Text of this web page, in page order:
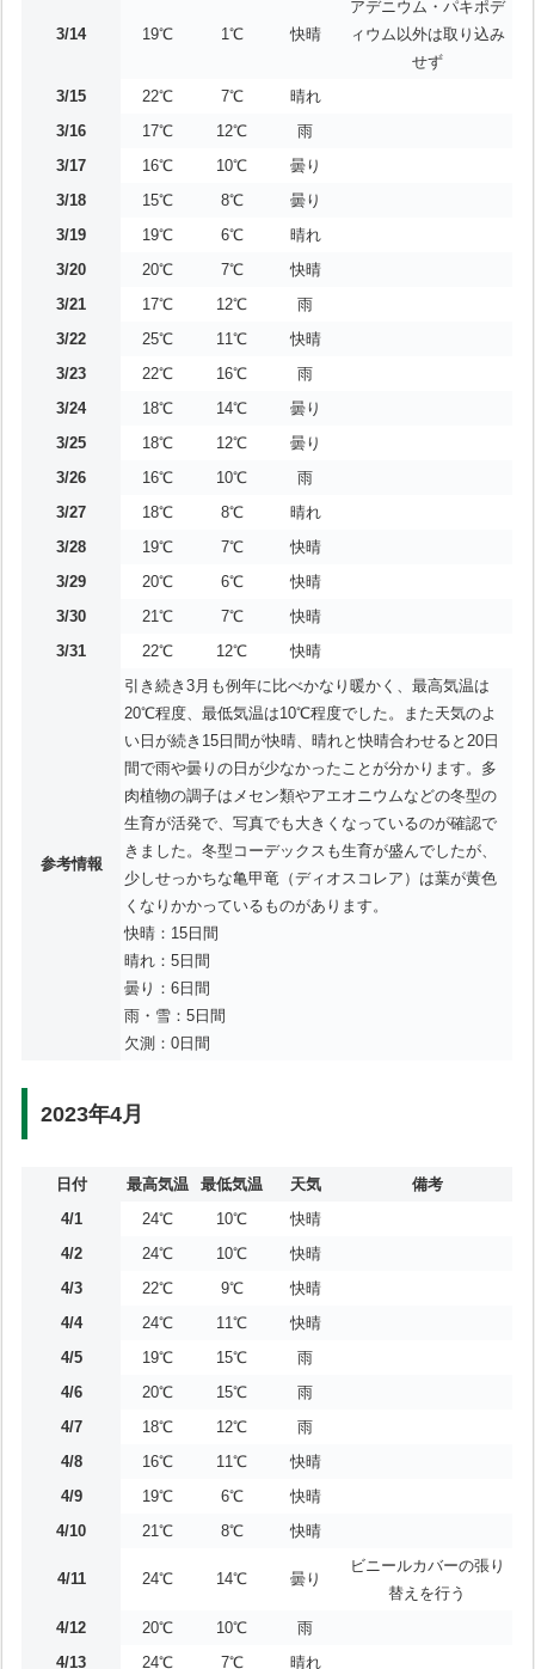
3/14 19℃ 1℃ 快晴
アデニウム・パキポデ
ィウム以外は取り込み
せず
3/15
22℃ 7℃
晴れ
3/16
17℃ 12℃
雨
3/17
16℃ 10℃
曇り
3/18
15℃ 8℃
曇り
3/19
19℃ 6℃
晴れ
3/20
20℃ 7℃
快晴
3/21
17℃ 12℃
雨
3/22
25℃ 11℃
快晴
3/23
22℃ 16℃
雨
3/24
18℃ 14℃
曇り
3/25
18℃ 12℃
曇り
3/26
16℃ 10℃
雨
3/27
18℃ 8℃
晴れ
3/28
19℃ 7℃
快晴
3/29
20℃ 6℃
快晴
3/30
21℃ 7℃
快晴
3/31
22℃ 12℃ 快晴
参考情報
引き続き3月も例年に比べかなり暖かく、最高気温は
20℃程度、最低気温は10℃程度でした。また天気のよ
い日が続き15日間が快晴、晴れと快晴合わせると20日
間で雨や曇りの日が少なかったことが分かります。多
肉植物の調子はメセン類やアエオニウムなどの冬型の
生育が活発で、写真でも大きくなっているのが確認で
きました。冬型コーデックスも生育が盛んでしたが、
少しせっかちな亀甲竜（ディオスコレア）は葉が黄色
くなりかかっているものがあります。
快晴：15日間
晴れ：5日間
曇り：6日間
雨・雪：5日間
欠測：0日間
2023年4月
日付 最高気温 最低気温 天気
備考
4/1
24℃ 10℃
快晴
4/2
24℃ 10℃
快晴
4/3
22℃ 9℃
快晴
4/4
24℃ 11℃
快晴
4/5
19℃ 15℃
雨
4/6
20℃ 15℃
雨
4/7
18℃ 12℃
雨
4/8
16℃ 11℃
快晴
4/9
19℃ 6℃
快晴
4/10
21℃ 8℃ 快晴
4/11 24℃ 14℃ 曇り
ビニールカバーの張り
替えを行う
4/12
20℃ 10℃
雨
4/13
24℃ 7℃ 晴れ